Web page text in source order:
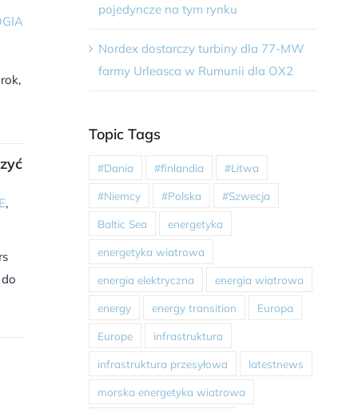
,
pojedyncze na tym rynku
Nordex dostarczy turbiny dla 77-MW
farmy Urleasca w Rumunii dla OX2
Topic Tags
#Dania #finlandia #Litwa
#Niemcy #Polska #Szwecja
Baltic Sea energetyka
energetyka wiatrowa
energia elektryczna energia wiatrowa
energy energy transition Europa
Europe infrastruktura
infrastruktura przesyłowa latestnews
morska energetyka wiatrowa